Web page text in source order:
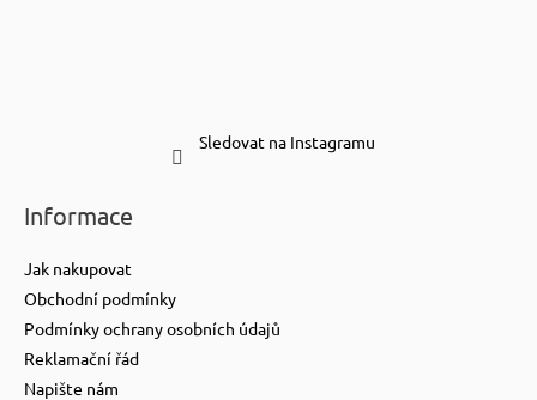
Sledovat na Instagramu
Informace
Jak nakupovat
Obchodní podmínky
Podmínky ochrany osobních údajů
Reklamační řád
Napište nám